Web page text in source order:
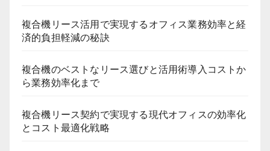
複合機リース活用で実現するオフィス業務効率と経
済的負担軽減の秘訣
複合機のベストなリース選びと活用術導入コストか
ら業務効率化まで
複合機リース契約で実現する現代オフィスの効率化
とコスト最適化戦略